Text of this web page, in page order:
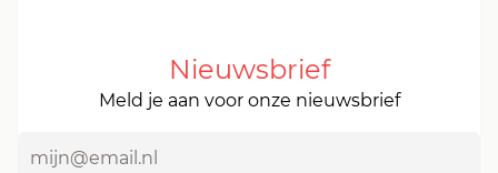
Nieuwsbrief
Meld je aan voor onze nieuwsbrief